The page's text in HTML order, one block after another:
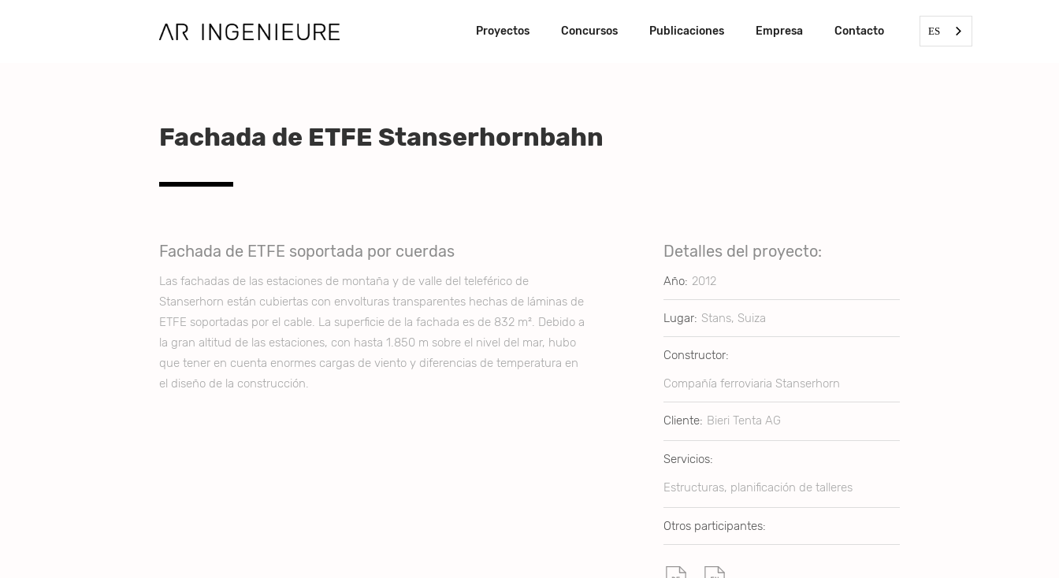
Proyectos Concursos Publicaciones Empresa Contacto
Fachada de ETFE Stanserhornbahn
Fachada de ETFE soportada por cuerdas
Las fachadas de las estaciones de montaña y de valle del teleférico de
Stanserhorn están cubiertas con envolturas transparentes hechas de láminas de
ETFE soportadas por el cable. La superficie de la fachada es de 832 m². Debido a
la gran altitud de las estaciones, con hasta 1.850 m sobre el nivel del mar, hubo
que tener en cuenta enormes cargas de viento y diferencias de temperatura en
el diseño de la construcción.
Detalles del proyecto:
Año: 2012
Lugar: Stans, Suiza
Constructor:
Compañía ferroviaria Stanserhorn
Cliente: Bieri Tenta AG
Servicios:
Estructuras, planificación de talleres
Otros participantes:
ES